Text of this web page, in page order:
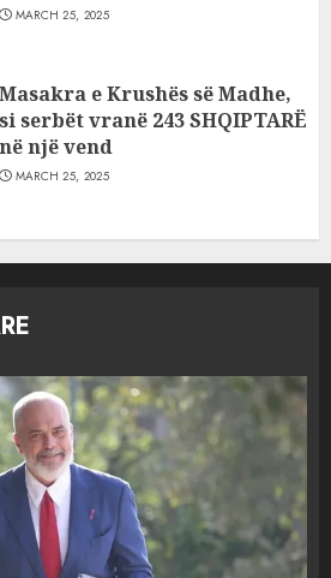
MARCH 25, 2025
Masakra e Krushës së Madhe,
si serbët vranë 243 SHQIPTARË
në një vend
MARCH 25, 2025